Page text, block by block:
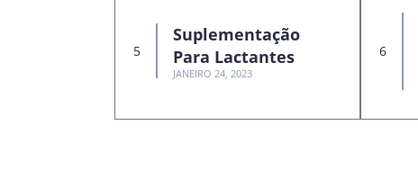
Suplementação
Para Lactantes
JANEIRO 24, 2023